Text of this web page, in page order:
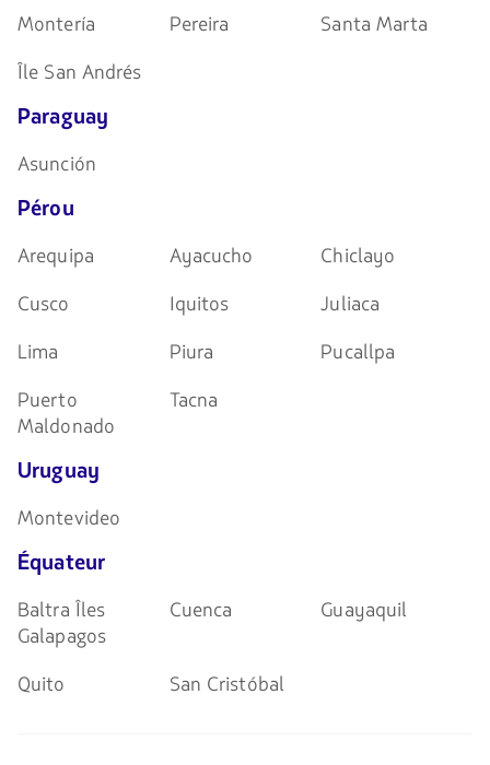
Montería
Pereira
Santa Marta
Île San Andrés
Paraguay
Asunción
Pérou
Arequipa Ayacucho
Chiclayo
Cusco
Iquitos
Juliaca
Lima
Piura
Pucallpa
Puerto
Maldonado
Tacna
Uruguay
Montevideo
Équateur
Baltra Îles
Galapagos
Cuenca Guayaquil
Quito San Cristóbal